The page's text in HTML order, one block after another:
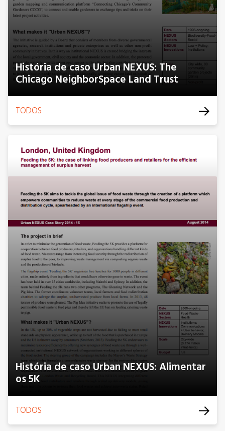
História de caso Urban NEXUS: The
Chicago NeighborSpace Land Trust
TODOS
História de caso Urban NEXUS: Alimentar
os 5K
TODOS